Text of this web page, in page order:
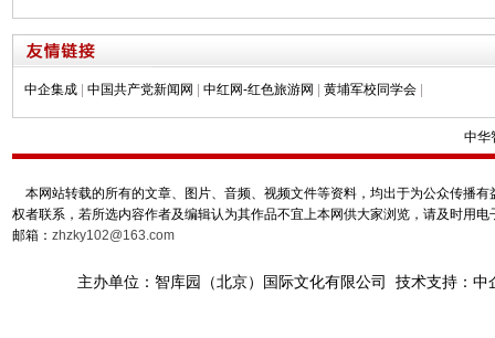
中企集成 | 中国共产党新闻网 | 中红网-红色旅游网 | 黄埔军校同学会 |
中华
本网站转载的所有的文章、图片、音频、视频文件等资料，均出于为公众传播
权者联系，若所选内容作者及编辑认为其作品不宜上本网供大家浏览，请及时用
邮箱： zhzky102@163.com
主办单位：智库园（北京）国际文化有限公司 技术支持：